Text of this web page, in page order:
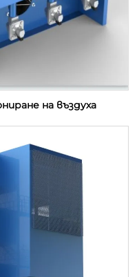
на въздуха